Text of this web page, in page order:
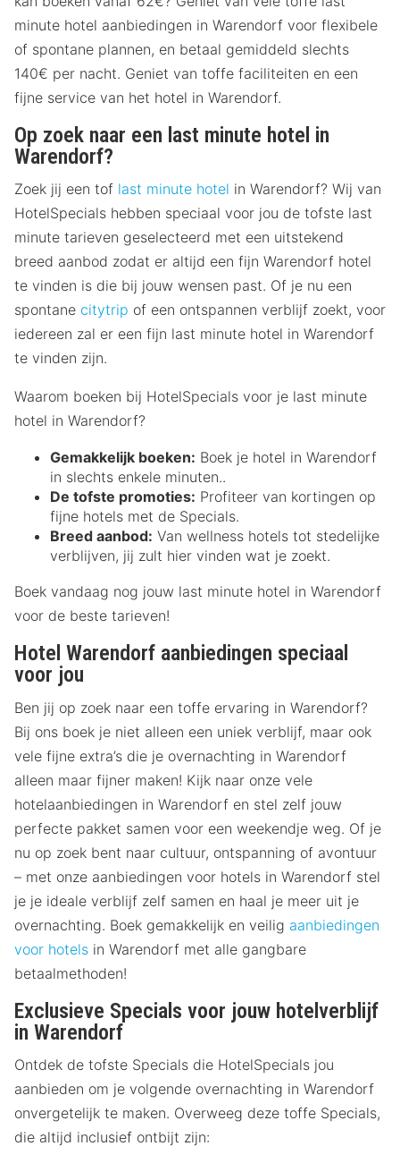
minute hotel aanbiedingen in Warendorf voor flexibele
of spontane plannen, en betaal gemiddeld slechts
140€ per nacht. Geniet van toffe faciliteiten en een
fijne service van het hotel in Warendorf.
Op zoek naar een last minute hotel in
Warendorf?
Zoek jij een tof last minute hotel in Warendorf? Wij van
HotelSpecials hebben speciaal voor jou de tofste last
minute tarieven geselecteerd met een uitstekend
breed aanbod zodat er altijd een fijn Warendorf hotel
te vinden is die bij jouw wensen past. Of je nu een
spontane citytrip of een ontspannen verblijf zoekt, voor
iedereen zal er een fijn last minute hotel in Warendorf
te vinden zijn.
Waarom boeken bij HotelSpecials voor je last minute
hotel in Warendorf?
Gemakkelijk boeken: Boek je hotel in Warendorf
in slechts enkele minuten..
De tofste promoties: Profiteer van kortingen op
fijne hotels met de Specials.
Breed aanbod: Van wellness hotels tot stedelijke
verblijven, jij zult hier vinden wat je zoekt.
Boek vandaag nog jouw last minute hotel in Warendorf
voor de beste tarieven!
Hotel Warendorf aanbiedingen speciaal
voor jou
Ben jij op zoek naar een toffe ervaring in Warendorf?
Bij ons boek je niet alleen een uniek verblijf, maar ook
vele fijne extra’s die je overnachting in Warendorf
alleen maar fijner maken! Kijk naar onze vele
hotelaanbiedingen in Warendorf en stel zelf jouw
perfecte pakket samen voor een weekendje weg. Of je
nu op zoek bent naar cultuur, ontspanning of avontuur
– met onze aanbiedingen voor hotels in Warendorf stel
je je ideale verblijf zelf samen en haal je meer uit je
overnachting. Boek gemakkelijk en veilig aanbiedingen
voor hotels in Warendorf met alle gangbare
betaalmethoden!
Exclusieve Specials voor jouw hotelverblijf
in Warendorf
Ontdek de tofste Specials die HotelSpecials jou
aanbieden om je volgende overnachting in Warendorf
onvergetelijk te maken. Overweeg deze toffe Specials,
die altijd inclusief ontbijt zijn: